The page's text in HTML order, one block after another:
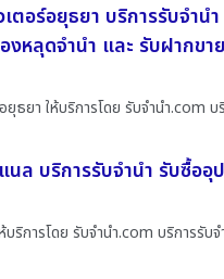
ตอร์อยุธยา บริการรับจำน
งหลุดจำนำ และ รับฝากข
ธยา ให้บริการโดย รับจํานํา.com บ
แนล บริการรับจำนำ รับซื้อ
บริการโดย รับจํานํา.com บริการรับ